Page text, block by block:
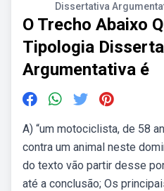
Dissertativa
O Trecho Abaixo
Tipologia
Argumentativa é
A) “um motociclista, de 58
contra um animal neste
do texto vão partir desse
até a conclusão; Os